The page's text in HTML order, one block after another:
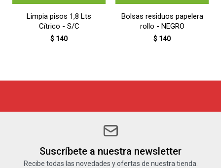
Limpia pisos 1,8 Lts
Cítrico - S/C
$ 140
Bolsas residuos papelera
rollo - NEGRO
$ 140
Suscríbete a nuestra newsletter
Recibe todas las novedades y ofertas de nuestra tienda.